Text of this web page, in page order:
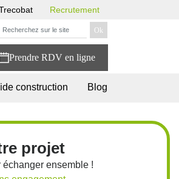
Recrutement
construction Blog
projet
ensemble !